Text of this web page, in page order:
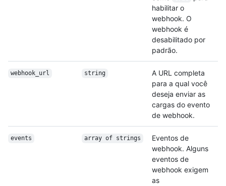
habilitar o
webhook. O
webhook é
desabilitado por
padrão.
webhook_url string
A URL completa
para a qual você
deseja enviar as
cargas do evento
de webhook.
events array of strings
Eventos de
webhook. Alguns
eventos de
webhook exigem
as